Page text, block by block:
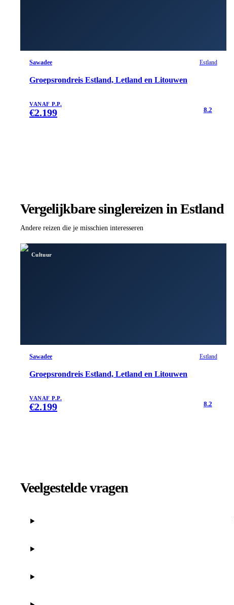
Sawadee Estland
Groepsrondreis Estland, Letland en Litouwen
VANAF P.P.
€2.199 8.2
Vergelijkbare singlereizen in Estland
Andere reizen die je misschien interesseren
Cultuur
Sawadee Estland
Groepsrondreis Estland, Letland en Litouwen
VANAF P.P.
€2.199 8.2
Veelgestelde vragen